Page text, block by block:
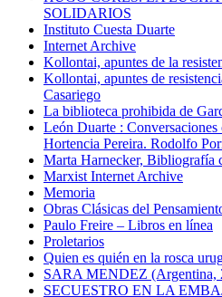
SOLIDARIOS
Instituto Cuesta Duarte
Internet Archive
Kollontai, apuntes de la
Kollontai, apuntes de
Casariego
La biblioteca prohibida de
León Duarte :
Hortencia Pereira. Rodolfo
Marta Harnecker, Bibliografía
Marxist Internet Archive
Memoria
Obras Clásicas del
Paulo Freire – Libros en línea
Proletarios
Quien es quién en la rosca
SARA MENDEZ (Argentina,
SECUESTRO EN LA